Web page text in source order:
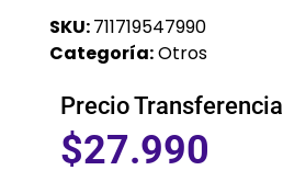
SKU:711719547990
Categoría:Otros
Precio Transferencia
$27.990